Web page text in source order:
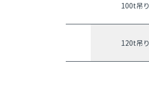
100t吊り
120t吊り